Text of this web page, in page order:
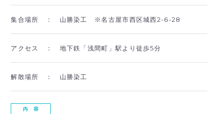
集合場所 ： 山勝染工 ※名古屋市西区城西2-6-28
アクセス ： 地下鉄「浅間町」駅より徒歩5分
解散場所 ： 山勝染工
内 容